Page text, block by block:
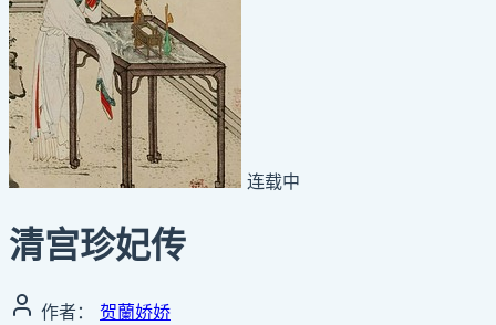
连载中
清宫珍妃传
作者：
贺蘭娇娇